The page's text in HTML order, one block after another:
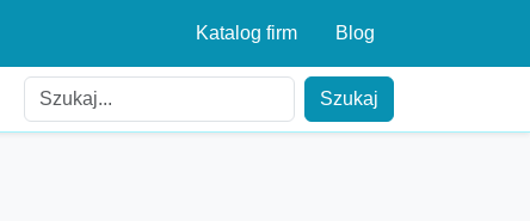
Katalog firm Blog
Szukaj